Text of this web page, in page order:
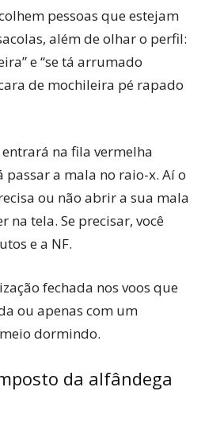
pessoas que estejam
além de olhar o perfil:
e “se tá arrumado
de mochileira pé rapado
entrará na fila vermelha
passar a mala no raio-x. Aí o
ou não abrir a sua mala
na tela. Se precisar, você
e a NF.
fechada nos voos que
ou apenas com um
dormindo.
da alfândega